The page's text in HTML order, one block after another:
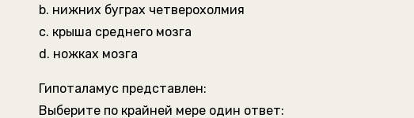
b. нижних буграх четверохолмия
c. крыша среднего мозга
d. ножках мозга
Гипоталамус представлен:
Выберите по крайней мере один ответ: